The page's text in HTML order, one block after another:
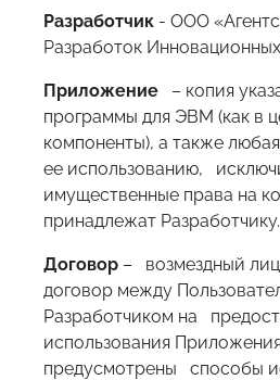
Разработчик - ООО
Разработок
Приложение – копия
программы для ЭВМ (как в
компоненты), а также
ее использованию,
имущественные права на
принадлежат Разработчику.
Договор – возмездный
договор между
Разработчиком на
использования
предусмотрены способы